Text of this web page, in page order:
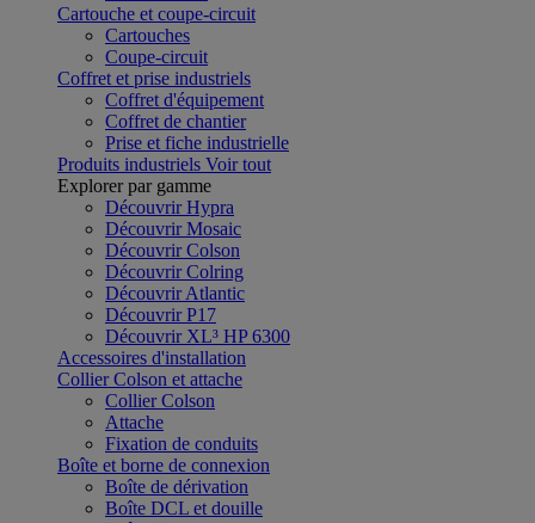
Cartouche et coupe-circuit
Cartouches
Coupe-circuit
Coffret et prise industriels
Coffret d'équipement
Coffret de chantier
Prise et fiche industrielle
Produits industriels Voir tout
Explorer par gamme
Découvrir Hypra
Découvrir Mosaic
Découvrir Colson
Découvrir Colring
Découvrir Atlantic
Découvrir P17
Découvrir XL³ HP 6300
Accessoires d'installation
Collier Colson et attache
Collier Colson
Attache
Fixation de conduits
Boîte et borne de connexion
Boîte de dérivation
Boîte DCL et douille